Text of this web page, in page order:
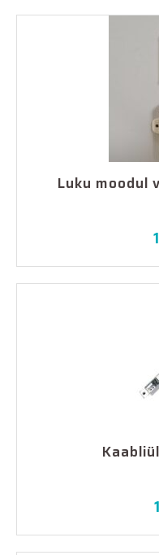
Luku moodul